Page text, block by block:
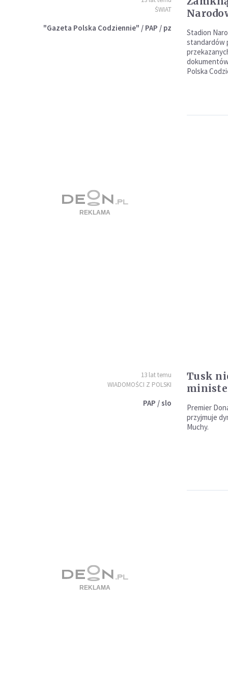
ŚWIAT
"Gazeta Polska Codziennie" / PAP / pz
Stadion
standardów
Polska
13 lat temu
WIADOMOŚCI Z POLSKI
PAP / slo
Tusk
Premier
przyjmuje
Muchy.